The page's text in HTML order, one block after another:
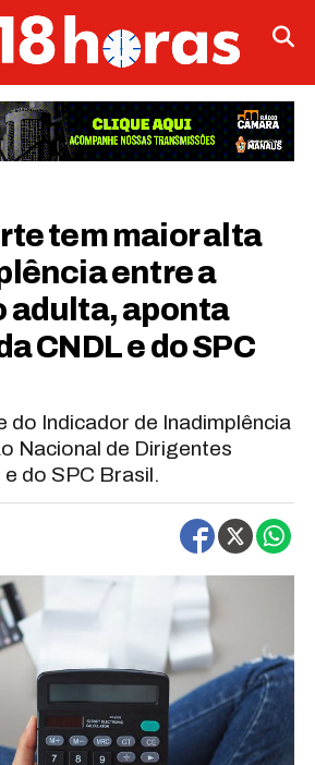
tem maior alta
entre a
adulta, aponta
CNDL e do SPC
do Indicador de Inadimplência
Nacional de Dirigentes
do SPC Brasil.